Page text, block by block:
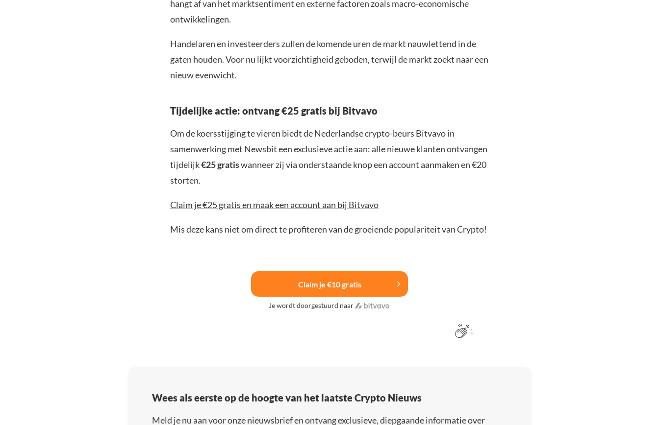
hangt af van het marktsentiment en externe factoren zoals macro-economische
ontwikkelingen.
Handelaren en investeerders zullen de komende uren de markt nauwlettend in de
gaten houden. Voor nu lijkt voorzichtigheid geboden, terwijl de markt zoekt naar een
nieuw evenwicht.
Tijdelijke actie: ontvang €25 gratis bij Bitvavo
Om de koersstijging te vieren biedt de Nederlandse crypto-beurs Bitvavo in
samenwerking met Newsbit een exclusieve actie aan: alle nieuwe klanten ontvangen
tijdelijk€25 gratiswanneer zij via onderstaande knop een account aanmaken en €20
storten.
Claim je €25 gratis en maak een account aan bij Bitvavo
Mis deze kans niet om direct te profiteren van de groeiende populariteit van Crypto!
Claim je €10 gratis
Je wordt doorgestuurd naar
1
Wees als eerste op de hoogte van het laatste Crypto Nieuws
Meld je nu aan voor onze nieuwsbrief en ontvang exclusieve, diepgaande informatie over